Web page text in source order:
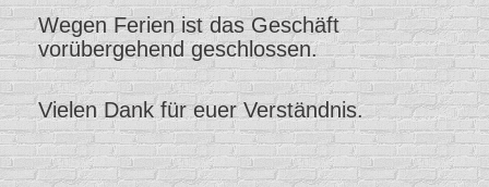
Wegen Ferien ist das Geschäft
vorübergehend geschlossen.
Vielen Dank für euer Verständnis.